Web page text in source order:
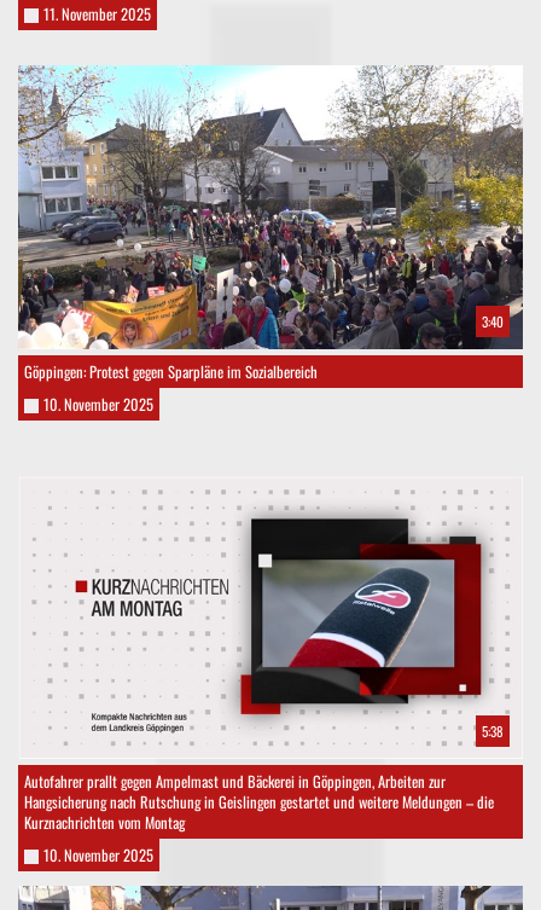
11. November 2025
3:40
Göppingen: Protest gegen Sparpläne im Sozialbereich
10. November 2025
5:38
Autofahrer prallt gegen Ampelmast und Bäckerei in Göppingen, Arbeiten zur
Hangsicherung nach Rutschung in Geislingen gestartet und weitere Meldungen – die
Kurznachrichten vom Montag
10. November 2025